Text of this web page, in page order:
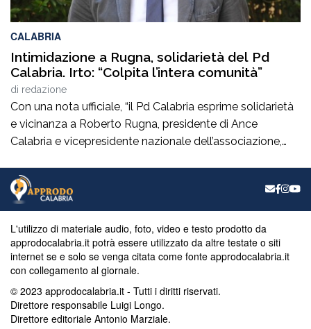
CALABRIA
Intimidazione a Rugna, solidarietà del Pd
Calabria. Irto: “Colpita l’intera comunità”
di redazione
Con una nota ufficiale, “il Pd Calabria esprime solidarietà
e vicinanza a Roberto Rugna, presidente di Ance
Calabria e vicepresidente nazionale dell’associazione,
azienda a Schiavonea (Cs), dove sono stati
pesantemente danneggiati alcuni mezzi meccanici”. Il
segretario regionale del partito, il senatore Nicola Irto,
condanna […]
L'utilizzo di materiale audio, foto, video e testo prodotto da
approdocalabria.it potrà essere utilizzato da altre testate o siti
internet se e solo se venga citata come fonte approdocalabria.it
con collegamento al giornale.
© 2023 approdocalabria.it - Tutti i diritti riservati.
Direttore responsabile Luigi Longo.
Direttore editoriale Antonio Marziale.